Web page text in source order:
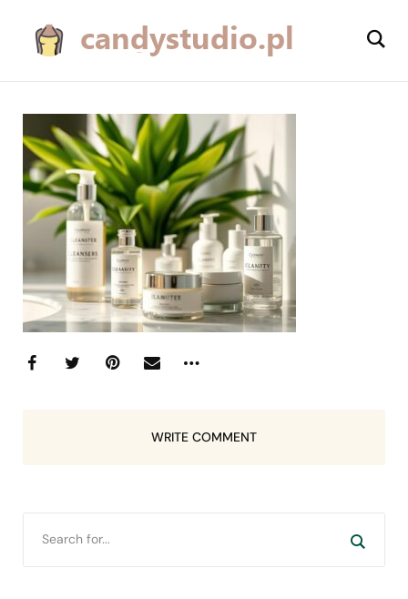
WRITE COMMENT